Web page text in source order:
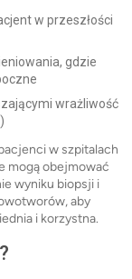
w przeszłości
gdzie
wrażliwość
w szpitalach
mogą obejmować
wyniku biopsji i
aby
i korzystna.